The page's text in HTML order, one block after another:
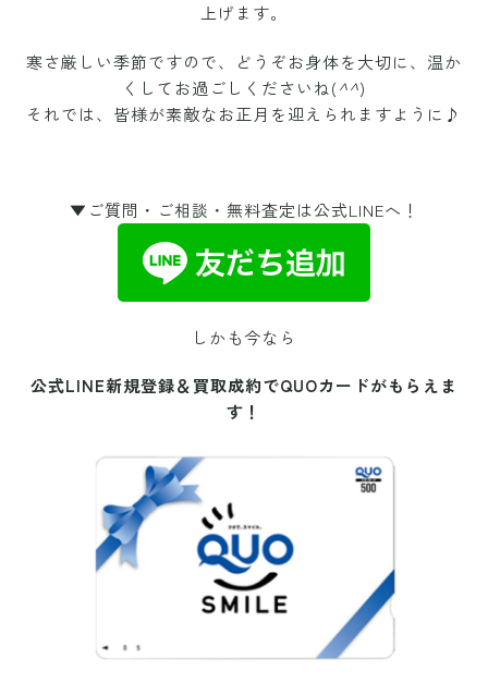
上げます。
寒さ厳しい季節ですので、どうぞお身体を大切に、温か
くしてお過ごしくださいね(^^)
それでは、皆様が素敵なお正月を迎えられますように♪
▼ご質問・ご相談・無料査定は公式LINEへ！
しかも今なら
公式LINE新規登録＆買取成約でQUOカードがもらえま
す！